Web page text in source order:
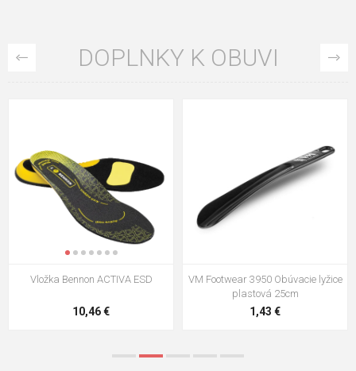
DOPLNKY K OBUVI
VM Footwear 3009 Vkladacia
5,21 €
VM Footwear 3102 Šnúrky ploché
0,79 €